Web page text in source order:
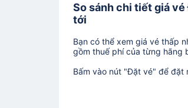
So sánh chi tiết giá
tới
Bạn có thể xem giá vé thấp
gồm thuế phí của từng hãng
Bấm vào nút "Đặt vé" để đặt